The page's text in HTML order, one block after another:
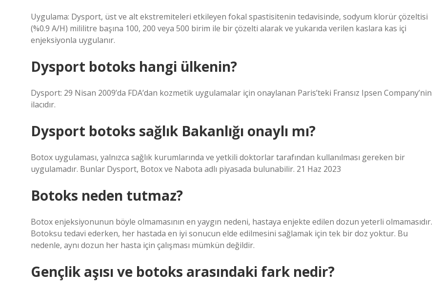
Uygulama: Dysport, üst ve alt ekstremiteleri etkileyen fokal spastisitenin tedavisinde, sodyum klorür çözeltisi
(%0.9 A/H) mililitre başına 100, 200 veya 500 birim ile bir çözelti alarak ve yukarıda verilen kaslara kas içi
enjeksiyonla uygulanır.
Dysport botoks hangi ülkenin?
Dysport: 29 Nisan 2009’da FDA’dan kozmetik uygulamalar için onaylanan Paris’teki Fransız Ipsen Company’nin
ilacıdır.
Dysport botoks sağlık Bakanlığı onaylı mı?
Botox uygulaması, yalnızca sağlık kurumlarında ve yetkili doktorlar tarafından kullanılması gereken bir
uygulamadır. Bunlar Dysport, Botox ve Nabota adlı piyasada bulunabilir. 21 Haz 2023
Botoks neden tutmaz?
Botox enjeksiyonunun böyle olmamasının en yaygın nedeni, hastaya enjekte edilen dozun yeterli olmamasıdır.
Botoksu tedavi ederken, her hastada en iyi sonucun elde edilmesini sağlamak için tek bir doz yoktur. Bu
nedenle, aynı dozun her hasta için çalışması mümkün değildir.
Gençlik aşısı ve botoks arasındaki fark nedir?